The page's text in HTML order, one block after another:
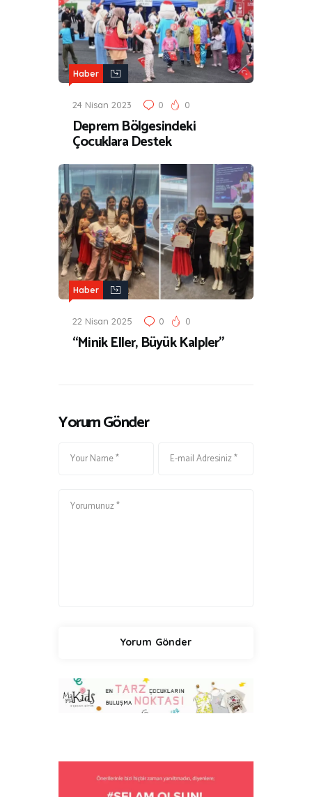
Haber
24 Nisan 2023 0 0
Deprem Bölgesindeki
Çocuklara Destek
Haber
22 Nisan 2025 0 0
“Minik Eller, Büyük Kalpler”
Yorum Gönder